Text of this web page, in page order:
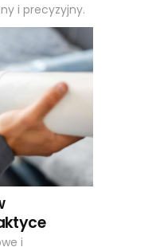
i precyzyjny.
i